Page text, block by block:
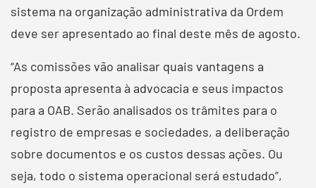
sistema na organização administrativa da Ordem
deve ser apresentado ao final deste mês de agosto.
“As comissões vão analisar quais vantagens a
proposta apresenta à advocacia e seus impactos
para a OAB. Serão analisados os trâmites para o
registro de empresas e sociedades, a deliberação
sobre documentos e os custos dessas ações. Ou
seja, todo o sistema operacional será estudado”,